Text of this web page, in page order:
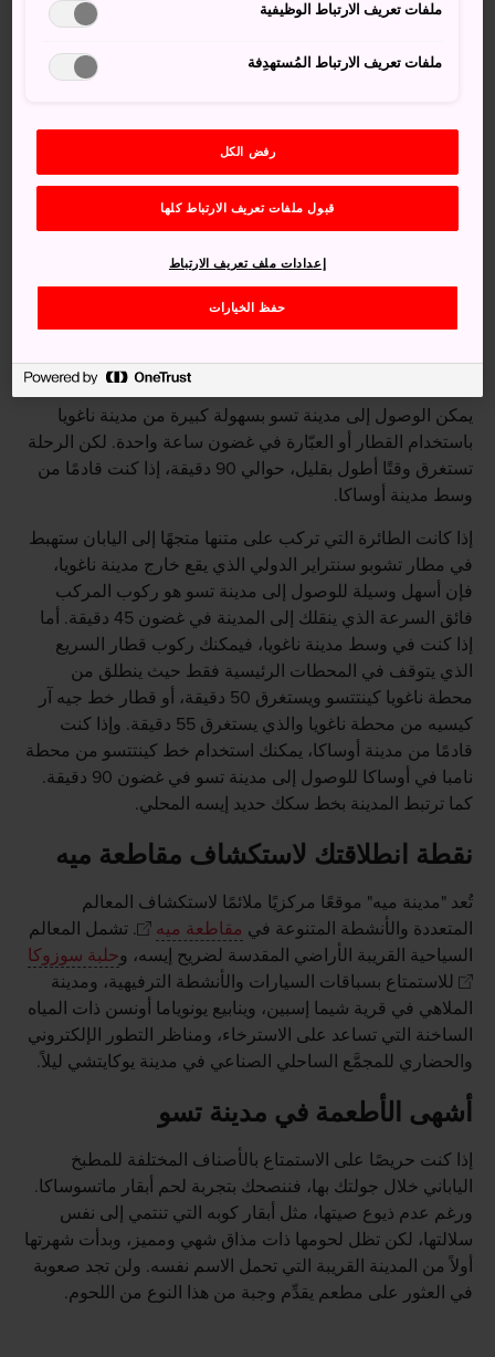
"ميه-ميو"
كيفية الوصول
يمكن الوصول إلى مدينة تسو بسهولة كبيرة من مدينة ناغويا
باستخدام القطار أو العبّارة في غضون ساعة واحدة. لكن الرحلة
تستغرق وقتًا أطول بقليل، حوالي 90 دقيقة، إذا كنت قادمًا من
وسط مدينة أوساكا.
إذا كانت الطائرة التي تركب على متنها متجهًا إلى اليابان ستهبط
في مطار تشوبو سنتراير الدولي الذي يقع خارج مدينة ناغويا،
فإن أسهل وسيلة للوصول إلى مدينة تسو هو ركوب المركب
فائق السرعة الذي ينقلك إلى المدينة في غضون 45 دقيقة. أما
إذا كنت في وسط مدينة ناغويا، فيمكنك ركوب قطار السريع
الذي يتوقف في المحطات الرئيسية فقط حيث ينطلق من
محطة ناغويا كينتتسو ويستغرق 50 دقيقة، أو قطار خط جيه آر
كيسيه من محطة ناغويا والذي يستغرق 55 دقيقة. وإذا كنت
قادمًا من مدينة أوساكا، يمكنك استخدام خط كينتتسو من محطة
نامبا في أوساكا للوصول إلى مدينة تسو في غضون 90 دقيقة.
كما ترتبط المدينة بخط سكك حديد إيسه المحلي.
نقطة انطلاقتك لاستكشاف مقاطعة ميه
تُعد "مدينة ميه" موقعًا مركزيًا ملائمًا لاستكشاف المعالم
المتعددة والأنشطة المتنوعة في مقاطعة ميه
. تشمل المعالم
السياحية القريبة الأراضي المقدسة لضريح إيسه، وحلبة سوزوكا
للاستمتاع بسباقات السيارات والأنشطة الترفيهية، ومدينة
الملاهي في قرية شيما إسبين، وينابيع يونوياما أونسن ذات المياه
الساخنة التي تساعد على الاسترخاء، ومناظر التطور الإلكتروني
والحضاري للمجمَّع الساحلي الصناعي في مدينة يوكايتشي ليلاً.
أشهى الأطعمة في مدينة تسو
إذا كنت حريصًا على الاستمتاع بالأصناف المختلفة للمطبخ
الياباني خلال جولتك بها، فننصحك بتجربة لحم أبقار ماتسوساكا.
ورغم عدم ذيوع صيتها، مثل أبقار كوبه التي تنتمي إلى نفس
سلالتها، لكن تظل لحومها ذات مذاق شهي ومميز، وبدأت شهرتها
أولاً من المدينة القريبة التي تحمل الاسم نفسه. ولن تجد صعوبة
في العثور على مطعم يقدِّم وجبة من هذا النوع من اللحوم.
ملفات تعريف الارتباط الوظيفية
ملفات تعريف الارتباط المُستهدِفة
رفض الكل
قبول ملفات تعريف الارتباط كلها
حفظ الخيارات
إعدادات ملف تعريف الارتباط